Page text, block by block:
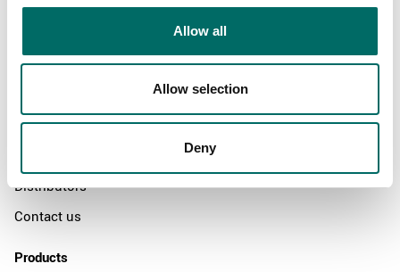
Allow all
Allow selection
Deny
About
The Kamasa Tools warranty
Distributors
Contact us
Products